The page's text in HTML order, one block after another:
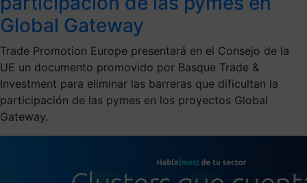
Global Gateway
Trade Promotion Europe presentará en el Consejo de la
UE un documento promovido por Basque Trade &
Investment para eliminar las barreras que dificultan la
participación de las pymes en los proyectos Global
Gateway.